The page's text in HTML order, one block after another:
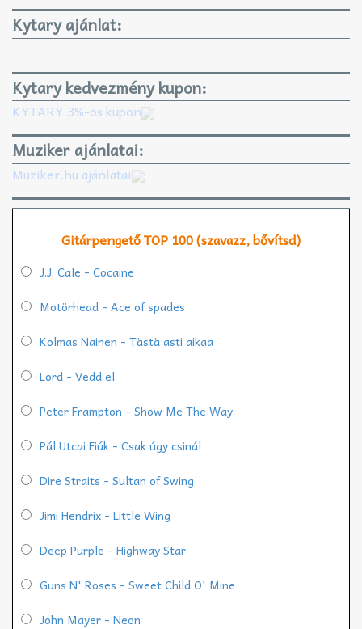
Kytary ajánlat:
Kytary kedvezmény kupon:
KYTARY 3%-os kupon
Muziker ajánlatai:
Muziker.hu ajánlatai
Gitárpengető TOP 100 (szavazz, bővítsd)
J.J. Cale - Cocaine
Motörhead - Ace of spades
Kolmas Nainen - Tästä asti aikaa
Lord - Vedd el
Peter Frampton - Show Me The Way
Pál Utcai Fiúk - Csak úgy csinál
Dire Straits - Sultan of Swing
Jimi Hendrix - Little Wing
Deep Purple - Highway Star
Guns N' Roses - Sweet Child O' Mine
John Mayer - Neon